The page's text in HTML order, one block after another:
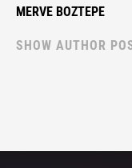
MERVE BOZTEPE
SHOW AUTHOR